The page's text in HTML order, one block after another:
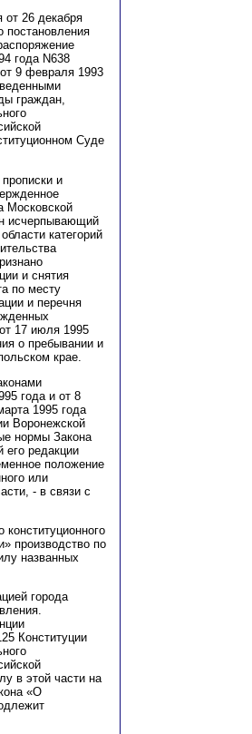
от 26 декабря
постановления
года N638
9 февраля 1993
граждан,
Суде
и
Московской
исчерпывающий
категорий
и снятия
по месту
и перечня
17 июля 1995
о пребывании и
крае.
года и от 8
1995 года
Воронежской
нормы Закона
его редакции
положение
или
- в связи с
производство по
названных
города
Конституции
в этой части на
«О